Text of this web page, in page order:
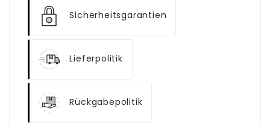
Sicherheitsgarantien
Lieferpolitik
Rückgabepolitik